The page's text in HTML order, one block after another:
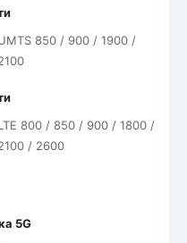
850 / 900 / 1900 /
800 / 850 / 900 / 1800 /
/ 2600
5G